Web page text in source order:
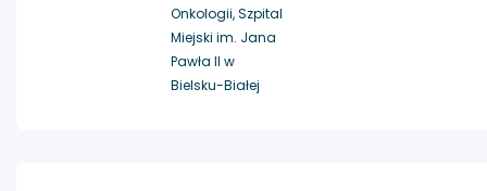
Onkologii, Szpital
Miejski im. Jana
Pawła II w
Bielsku-Białej